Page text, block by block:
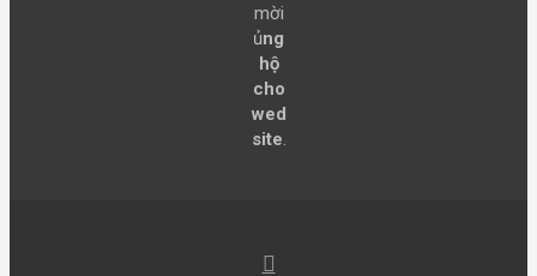
mời
ủng
hộ
cho
wed
site.